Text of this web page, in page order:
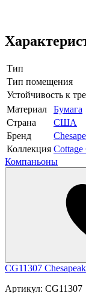
Тип
Тип помещения
Устойчивость к
Материал
Бумага
Страна
США
Бренд
Коллекция Cottage
Компаньоны
CG11307
Артикул: CG11307